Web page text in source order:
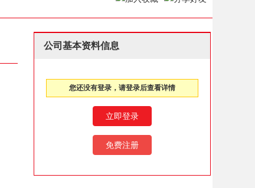
公司基本资料信息
您还没有登录，请登录后查看详情